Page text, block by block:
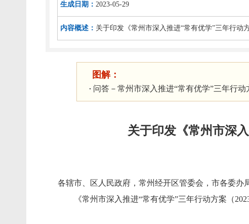
生成日期： 2023-05-29
内容概述： 关于印发《常州市深入推进“常有优学”三年行动
图解：
问答－常州市深入推进“常有优学”三年行动
关于印发《常州市深
各辖市、区人民政府，常州经开区管委会，市各委办
《常州市深入推进“常有优学”三年行动方案（